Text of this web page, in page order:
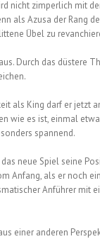
nicht zimperlich mit
als Azusa der Rang
Übel zu
Durch das düstere
als King darf er jetzt
wie es ist, einmal
spannend.
neue Spiel seine
Anfang, als er noch
Anführer mit
einer anderen